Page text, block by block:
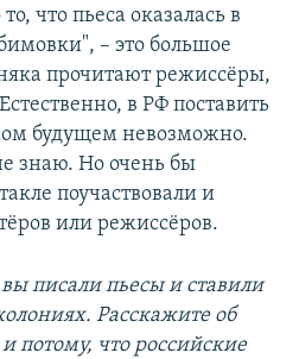
что пьеса оказалась в
– это большое
прочитают режиссёры,
в РФ поставить
будущем невозможно.
знаю. Но очень бы
поучаствовали и
или режиссёров.
вы писали пьесы и ставили
Расскажите об
потому, что российские